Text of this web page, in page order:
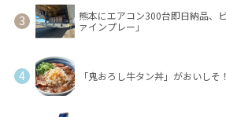
熊本にエアコン300台即日納品、
ァインプレー」
「鬼おろし牛タン丼」がおいし